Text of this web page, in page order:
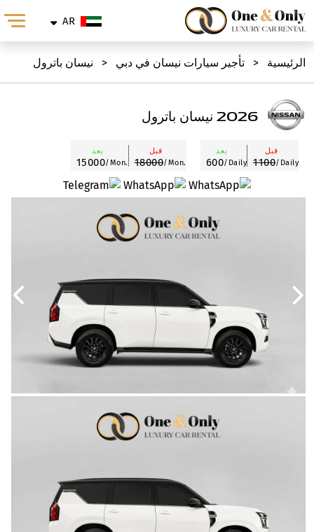
الرئيسية < تأجير سيارات نيسان في دبي < نيسان باترول
2026 نيسان باترول
قبل
1100/Daily
بعد
600/Daily
قبل
18000/Mon.
بعد
15000/Mon.